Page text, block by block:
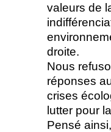
valeurs de
droite.
Nous
réponses
crises
lutter pour
Pensé